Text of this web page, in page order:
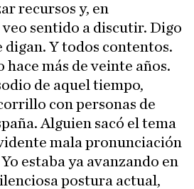
recursos y, en
veo sentido a discutir. Digo
digan. Y todos contentos.
hace más de veinte años.
de aquel tiempo,
con personas de
Alguien sacó el tema
mala pronunciación
estaba ya avanzando en
postura actual,